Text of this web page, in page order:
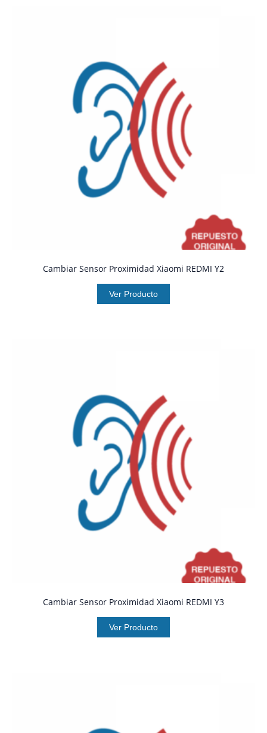
Cambiar Sensor Proximidad Xiaomi REDMI Y2
Ver Producto
Cambiar Sensor Proximidad Xiaomi REDMI Y3
Ver Producto